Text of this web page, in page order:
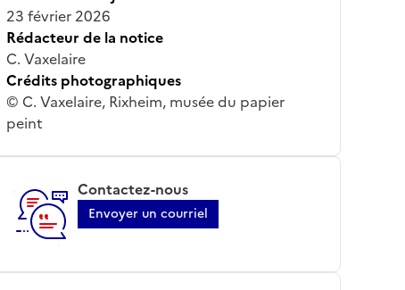
23 février 2026
Rédacteur de la notice
C. Vaxelaire
Crédits photographiques
© C. Vaxelaire, Rixheim, musée du papier
peint
Contactez-nous
Envoyer un courriel